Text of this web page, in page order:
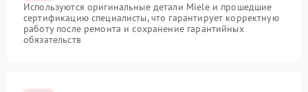
Используются оригинальные детали Miele и прошедшие
сертификацию специалисты, что гарантирует корректную
работу после ремонта и сохранение гарантийных
обязательств